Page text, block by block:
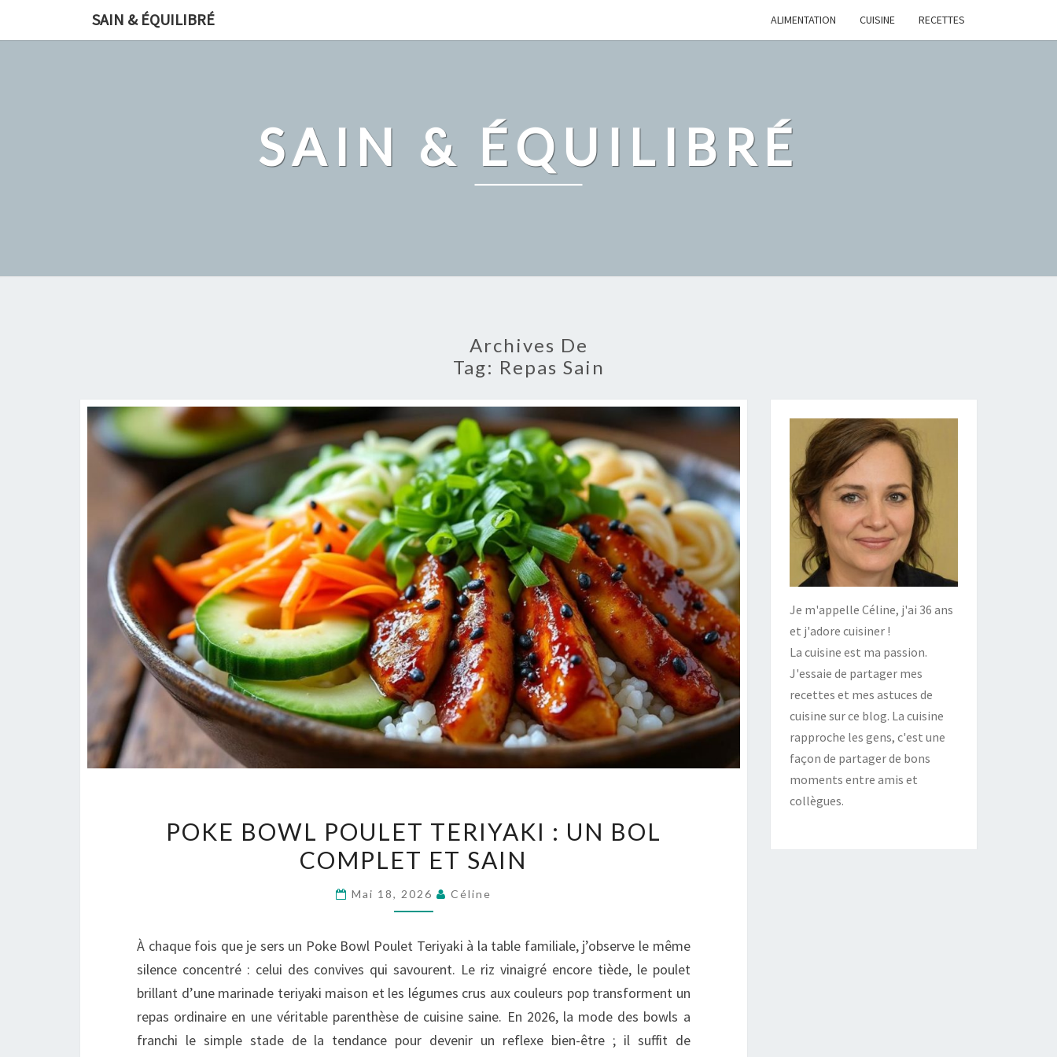
SAIN & ÉQUILIBRÉ ALIMENTATION CUISINE RECETTES
SAIN & ÉQUILIBRÉ
Archives De
Tag: Repas Sain
BOWL
POULET
:
BOL
COMPLET
ET
SAIN
POKE BOWL POULET TERIYAKI : UN BOL
COMPLET ET SAIN
Mai 18, 2026 Céline
À chaque fois que je sers un Poke Bowl Poulet Teriyaki à la table familiale, j’observe le même
silence concentré : celui des convives qui savourent. Le riz vinaigré encore tiède, le poulet
brillant d’une marinade teriyaki maison et les légumes crus aux couleurs pop transforment un
repas ordinaire en une véritable parenthèse de cuisine saine. En 2026, la mode des bowls a
franchi le simple stade de la tendance pour devenir un reflexe bien-être ; il suffit de
Je m'appelle Céline, j'ai 36 ans
et j'adore cuisiner !
La cuisine est ma passion.
J'essaie de partager mes
recettes et mes astuces de
cuisine sur ce blog. La cuisine
rapproche les gens, c'est une
façon de partager de bons
moments entre amis et
collègues.